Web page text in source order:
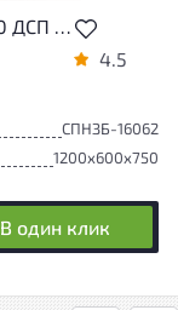
Стол прямой Август 1200x600 ДСП Россия
4.5
СПНЗБ-16062
1200x600x750
В один клик